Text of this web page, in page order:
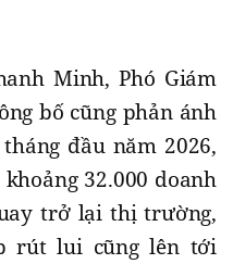
Minh, Phó Giám
bố cũng phản ánh
đầu năm 2026,
32.000 doanh
trở lại thị trường,
rút lui cũng lên tới